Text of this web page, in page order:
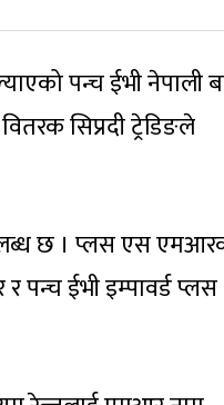
पन्च ईभी नेपाली
सिप्रदी ट्रेडिङले
छ । प्लस एस
पन्च ईभी इम्पावर्ड प्लस